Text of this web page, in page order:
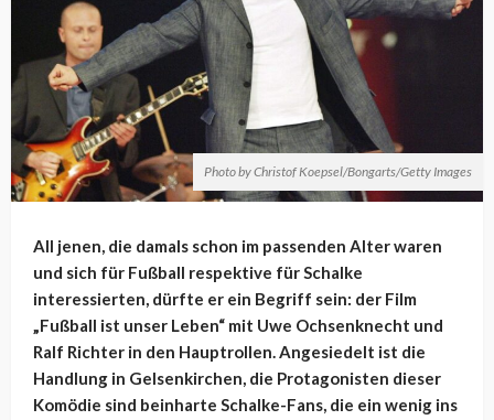
Photo by Christof Koepsel/Bongarts/Getty Images
All jenen, die damals schon im passenden Alter waren
und sich für Fußball respektive für Schalke
interessierten, dürfte er ein Begriff sein: der Film
„Fußball ist unser Leben“ mit Uwe Ochsenknecht und
Ralf Richter in den Hauptrollen. Angesiedelt ist die
Handlung in Gelsenkirchen, die Protagonisten dieser
Komödie sind beinharte Schalke-Fans, die ein wenig ins